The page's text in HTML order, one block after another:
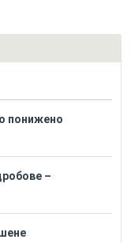
понижено
–